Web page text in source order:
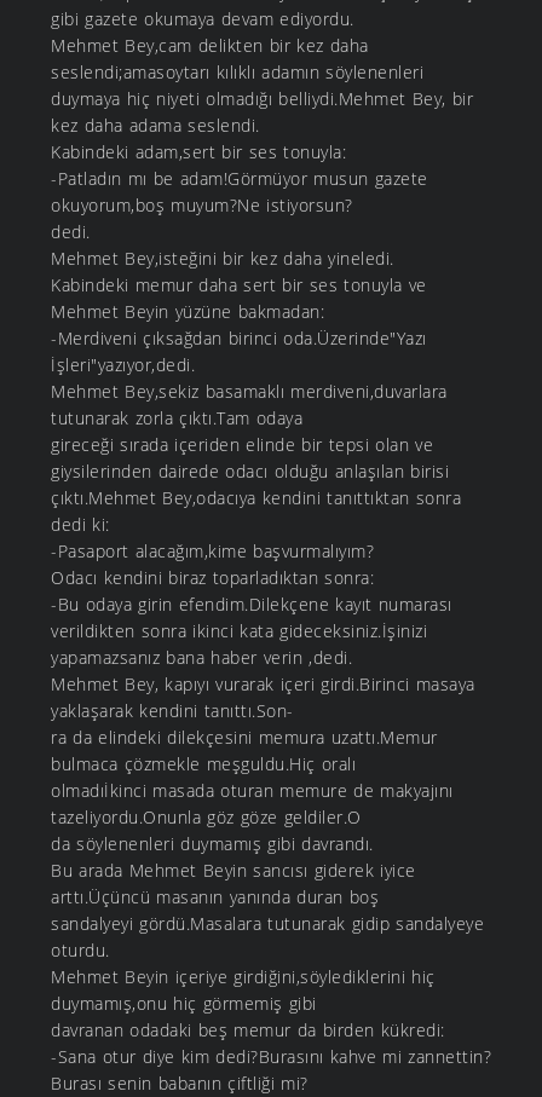
gibi gazete okumaya devam ediyordu.
Mehmet Bey,cam delikten bir kez daha
seslendi;amasoytarı kılıklı adamın söylenenleri
duymaya hiç niyeti olmadığı belliydi.Mehmet Bey, bir
kez daha adama seslendi.
Kabindeki adam,sert bir ses tonuyla:
-Patladın mı be adam!Görmüyor musun gazete
okuyorum,boş muyum?Ne istiyorsun?
dedi.
Mehmet Bey,isteğini bir kez daha yineledi.
Kabindeki memur daha sert bir ses tonuyla ve
Mehmet Beyin yüzüne bakmadan:
-Merdiveni çıksağdan birinci oda.Üzerinde"Yazı
İşleri"yazıyor,dedi.
Mehmet Bey,sekiz basamaklı merdiveni,duvarlara
tutunarak zorla çıktı.Tam odaya
gireceği sırada içeriden elinde bir tepsi olan ve
giysilerinden dairede odacı olduğu anlaşılan birisi
çıktı.Mehmet Bey,odacıya kendini tanıttıktan sonra
dedi ki:
-Pasaport alacağım,kime başvurmalıyım?
Odacı kendini biraz toparladıktan sonra:
-Bu odaya girin efendim.Dilekçene kayıt numarası
verildikten sonra ikinci kata gideceksiniz.İşinizi
yapamazsanız bana haber verin ,dedi.
Mehmet Bey, kapıyı vurarak içeri girdi.Birinci masaya
yaklaşarak kendini tanıttı.Son-
ra da elindeki dilekçesini memura uzattı.Memur
bulmaca çözmekle meşguldu.Hiç oralı
olmadıİkinci masada oturan memure de makyajını
tazeliyordu.Onunla göz göze geldiler.O
da söylenenleri duymamış gibi davrandı.
Bu arada Mehmet Beyin sancısı giderek iyice
arttı.Üçüncü masanın yanında duran boş
sandalyeyi gördü.Masalara tutunarak gidip sandalyeye
oturdu.
Mehmet Beyin içeriye girdiğini,söylediklerini hiç
duymamış,onu hiç görmemiş gibi
davranan odadaki beş memur da birden kükredi:
-Sana otur diye kim dedi?Burasını kahve mi zannettin?
Burası senin babanın çiftliği mi?